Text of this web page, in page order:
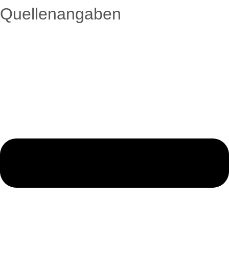
Quellenangaben